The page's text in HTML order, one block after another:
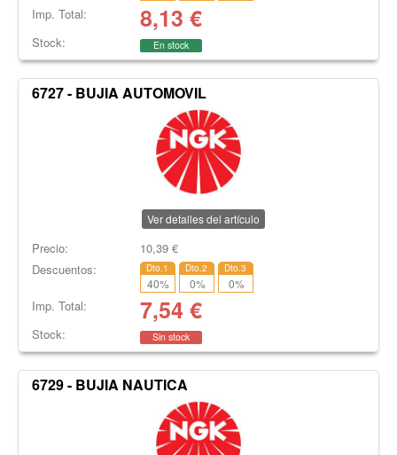
Imp. Total: 8,13 €
Stock: En stock
6727 - BUJIA AUTOMOVIL
Ver detalles del artículo
Precio: 10,39€
Descuentos:
Dto.1
40%
Dto.2
0%
Dto.3
0%
Imp. Total: 7,54 €
Stock: Sin stock
6729 - BUJIA NAUTICA